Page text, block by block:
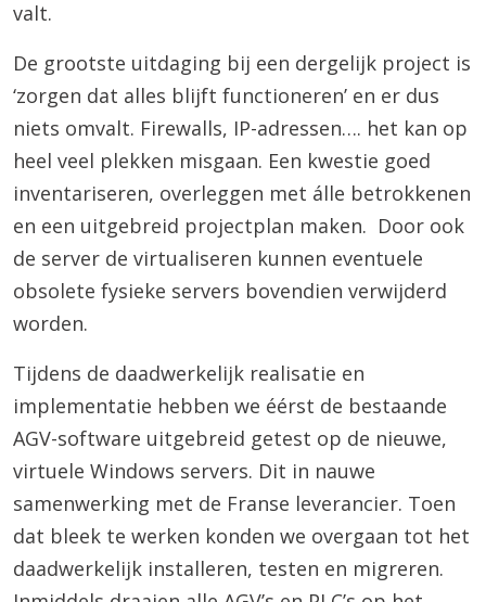
valt.
De grootste uitdaging bij een dergelijk project is
‘zorgen dat alles blijft functioneren’ en er dus
niets omvalt. Firewalls, IP-adressen…. het kan op
heel veel plekken misgaan. Een kwestie goed
inventariseren, overleggen met álle betrokkenen
en een uitgebreid projectplan maken. Door ook
de server de virtualiseren kunnen eventuele
obsolete fysieke servers bovendien verwijderd
worden.
Tijdens de daadwerkelijk realisatie en
implementatie hebben we éérst de bestaande
AGV-software uitgebreid getest op de nieuwe,
virtuele Windows servers. Dit in nauwe
samenwerking met de Franse leverancier. Toen
dat bleek te werken konden we overgaan tot het
daadwerkelijk installeren, testen en migreren.